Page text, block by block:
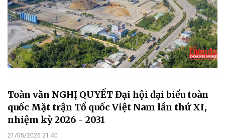
Toàn văn NGHỊ QUYẾT Đại hội đại biểu toàn
quốc Mặt trận Tổ quốc Việt Nam lần thứ XI,
nhiệm kỳ 2026 - 2031
21/05/2026 21:40